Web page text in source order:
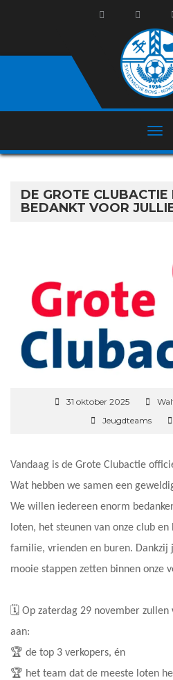
DE GROTE CLUBACTIE
BEDANKT VOOR
31 oktober 2025
Jeugdteams
Vandaag is de Grote Clubactie
Wat hebben we samen een
We willen iedereen enorm
loten, het steunen van onze club
familie, vrienden en buren. Dankzij
mooie stappen zetten binnen onze
🗓️ Op zaterdag 29 november
aan:
🏆 de top 3 verkopers, én
🏆 het team dat de meeste loten